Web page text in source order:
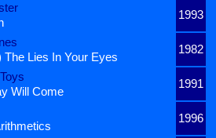
1993
1982
The Lies In Your Eyes
1991
Will Come
1996